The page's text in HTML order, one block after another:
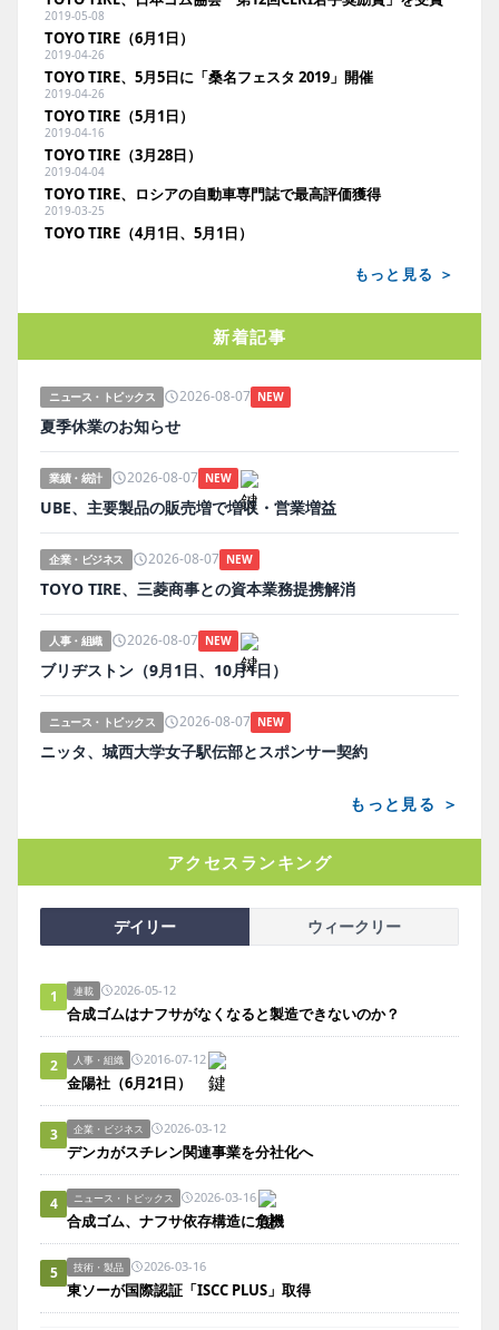
2019-05-08
TOYO TIRE（6月1日）
2019-04-26
TOYO TIRE、5月5日に「桑名フェスタ 2019」開催
2019-04-26
TOYO TIRE（5月1日）
2019-04-16
TOYO TIRE（3月28日）
2019-04-04
TOYO TIRE、ロシアの自動車専門誌で最高評価獲得
2019-03-25
TOYO TIRE（4月1日、5月1日）
もっと見る ＞
新着記事
ニュース・トピックス 2026-08-07 NEW
夏季休業のお知らせ
業績・統計 2026-08-07 NEW
UBE、主要製品の販売増で増収・営業増益
企業・ビジネス 2026-08-07 NEW
TOYO TIRE、三菱商事との資本業務提携解消
人事・組織 2026-08-07 NEW
ブリヂストン（9月1日、10月1日）
ニュース・トピックス 2026-08-07 NEW
ニッタ、城西大学女子駅伝部とスポンサー契約
もっと見る ＞
アクセスランキング
デイリー ウィークリー
1 連載 2026-05-12
合成ゴムはナフサがなくなると製造できないのか？
2 人事・組織 2016-07-12
金陽社（6月21日）
3 企業・ビジネス 2026-03-12
デンカがスチレン関連事業を分社化へ
4 ニュース・トピックス 2026-03-16
合成ゴム、ナフサ依存構造に危機
5 技術・製品 2026-03-16
東ソーが国際認証「ISCC PLUS」取得